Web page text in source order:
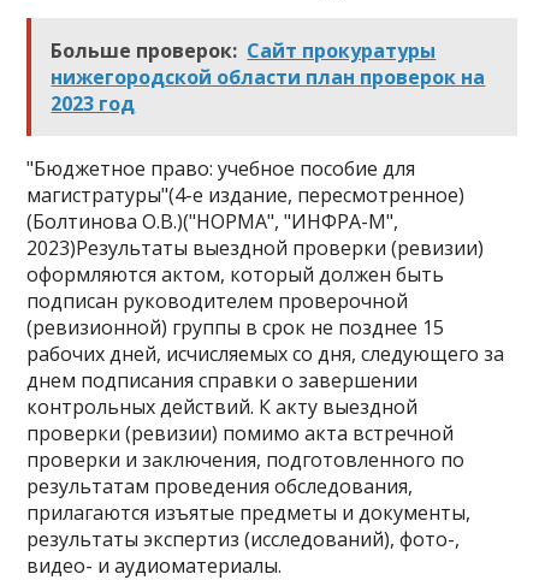
Больше проверок: Сайт прокуратуры
нижегородской области план проверок на
2023 год
"Бюджетное право: учебное пособие для
магистратуры"(4-е издание, пересмотренное)
(Болтинова О.В.)("НОРМА", "ИНФРА-М",
2023)Результаты выездной проверки (ревизии)
оформляются актом, который должен быть
подписан руководителем проверочной
(ревизионной) группы в срок не позднее 15
рабочих дней, исчисляемых со дня, следующего за
днем подписания справки о завершении
контрольных действий. К акту выездной
проверки (ревизии) помимо акта встречной
проверки и заключения, подготовленного по
результатам проведения обследования,
прилагаются изъятые предметы и документы,
результаты экспертиз (исследований), фото-,
видео- и аудиоматериалы.